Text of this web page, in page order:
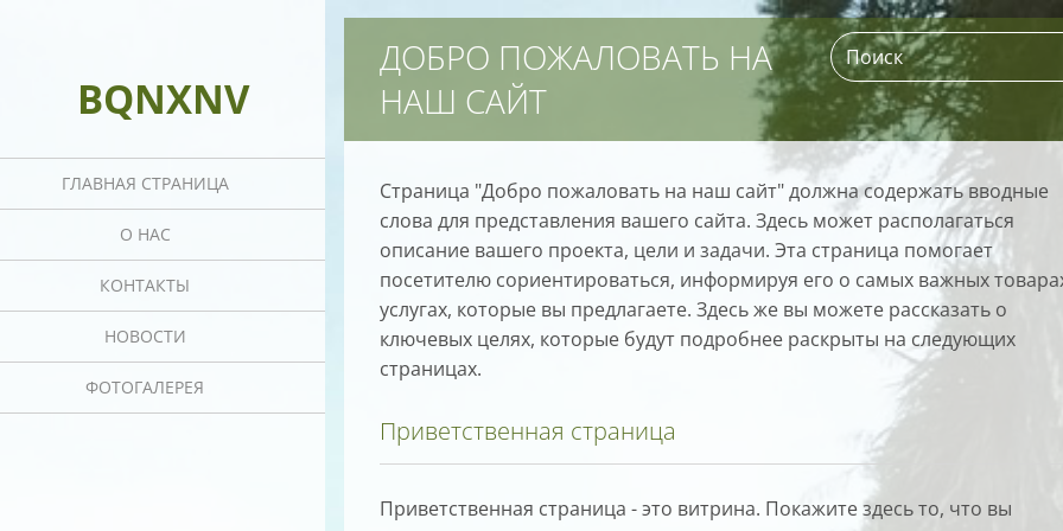
BQNXNV
ГЛАВНАЯ СТРАНИЦА
О НАС
КОНТАКТЫ
НОВОСТИ
ФОТОГАЛЕРЕЯ
ДОБРО ПОЖАЛОВАТЬ НА
НАШ САЙТ
Страница "Добро пожаловать на наш сайт" должна содержать вводные
слова для представления вашего сайта. Здесь может располагаться
описание вашего проекта, цели и задачи. Эта страница помогает
посетителю сориентироваться, информируя его о самых важных
услугах, которые вы предлагаете. Здесь же вы можете рассказать о
ключевых целях, которые будут подробнее раскрыты на следующих
страницах.
Приветственная страница
Приветственная страница - это витрина. Покажите здесь то, что вы